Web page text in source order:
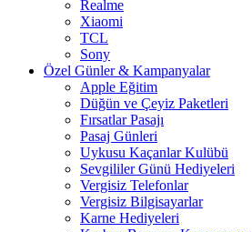
Realme
Xiaomi
TCL
Sony
Özel Günler & Kampanyalar
Apple Eğitim
Düğün ve Çeyiz Paketleri
Fırsatlar Pasajı
Pasaj Günleri
Uykusu Kaçanlar Kulübü
Sevgililer Günü Hediyeleri
Vergisiz Telefonlar
Vergisiz Bilgisayarlar
Karne Hediyeleri